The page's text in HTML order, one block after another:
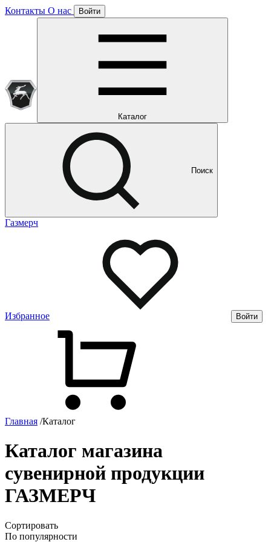
Контакты О нас Войти
Каталог
Поиск
Газмерч
Избранное Войти
Главная /Каталог
Каталог магазина
сувенирной продукции
ГАЗМЕРЧ
Сортировать
По популярности
Отлично!
Подписка уже оформлена